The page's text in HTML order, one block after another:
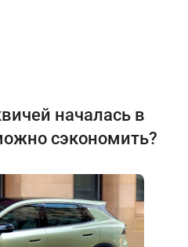
началась в
сэкономить?